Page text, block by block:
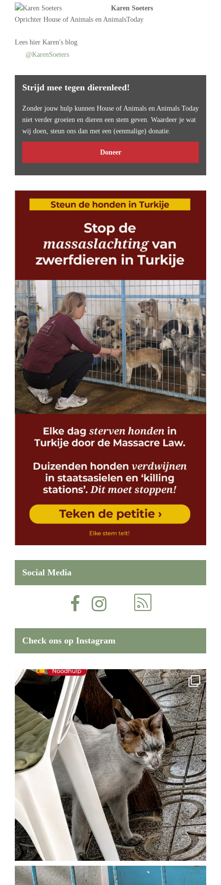
Karen Soeters
Oprichter House of Animals en AnimalsToday
Lees hier Karen's blog
@KarenSoeters
Strijd mee tegen dierenleed!
Zonder jouw hulp kunnen House of Animals en Animals Today
niet verder groeien en dieren een stem geven. Waardeer je wat
wij doen, steun ons dan met een (eenmalige) donatie.
Doneer
Social Media
Check ons op Instagram